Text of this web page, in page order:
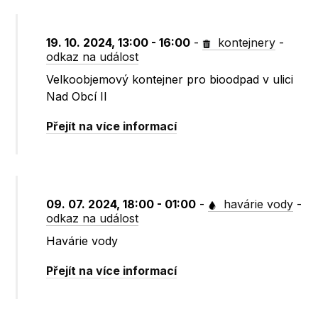
19. 10. 2024, 13:00 - 16:00 - kontejnery -
odkaz na událost
Velkoobjemový kontejner pro bioodpad v ulici
Nad Obcí II
Přejít na více informací
09. 07. 2024, 18:00 - 01:00 - havárie vody -
odkaz na událost
Havárie vody
Přejít na více informací